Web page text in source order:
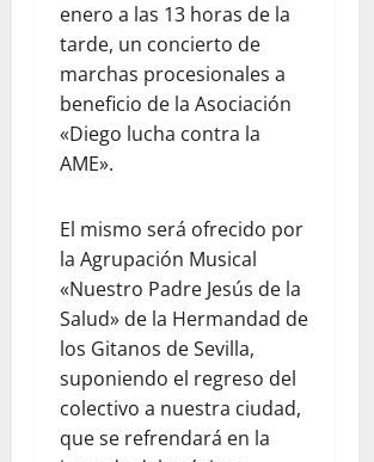
enero a las 13 horas de la
tarde, un concierto de
marchas procesionales a
beneficio de la Asociación
«Diego lucha contra la
AME».
El mismo será ofrecido por
la Agrupación Musical
«Nuestro Padre Jesús de la
Salud» de la Hermandad de
los Gitanos de Sevilla,
suponiendo el regreso del
colectivo a nuestra ciudad,
que se refrendará en la